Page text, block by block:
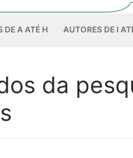
DE A ATÉ H AUTORES DE I
da